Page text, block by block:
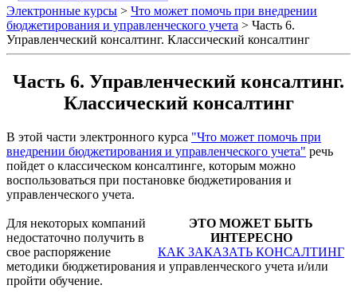
Электронные курсы > Что может помочь при внедрении
бюджетирования и управленческого учета > Часть 6.
Управленческий консалтинг. Классический консалтинг
Часть 6. Управленческий консалтинг.
Классический консалтинг
В этой части электронного курса "Что может помочь при
внедрении бюджетирования и управленческого учета" речь
пойдет о классическом консалтинге, которым можно
воспользоваться при постановке бюджетирования и
управленческого учета.
ЭТО МОЖЕТ БЫТЬ
ИНТЕРЕСНО
КАК ЗАКАЗАТЬ КОНСАЛТИНГ
Для некоторых компаний
недостаточно получить в
свое распоряжение
методики бюджетирования и управленческого учета и/или
пройти обучение.